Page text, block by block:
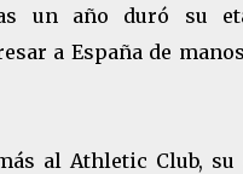
un año duró su
a España de
al Athletic Club,